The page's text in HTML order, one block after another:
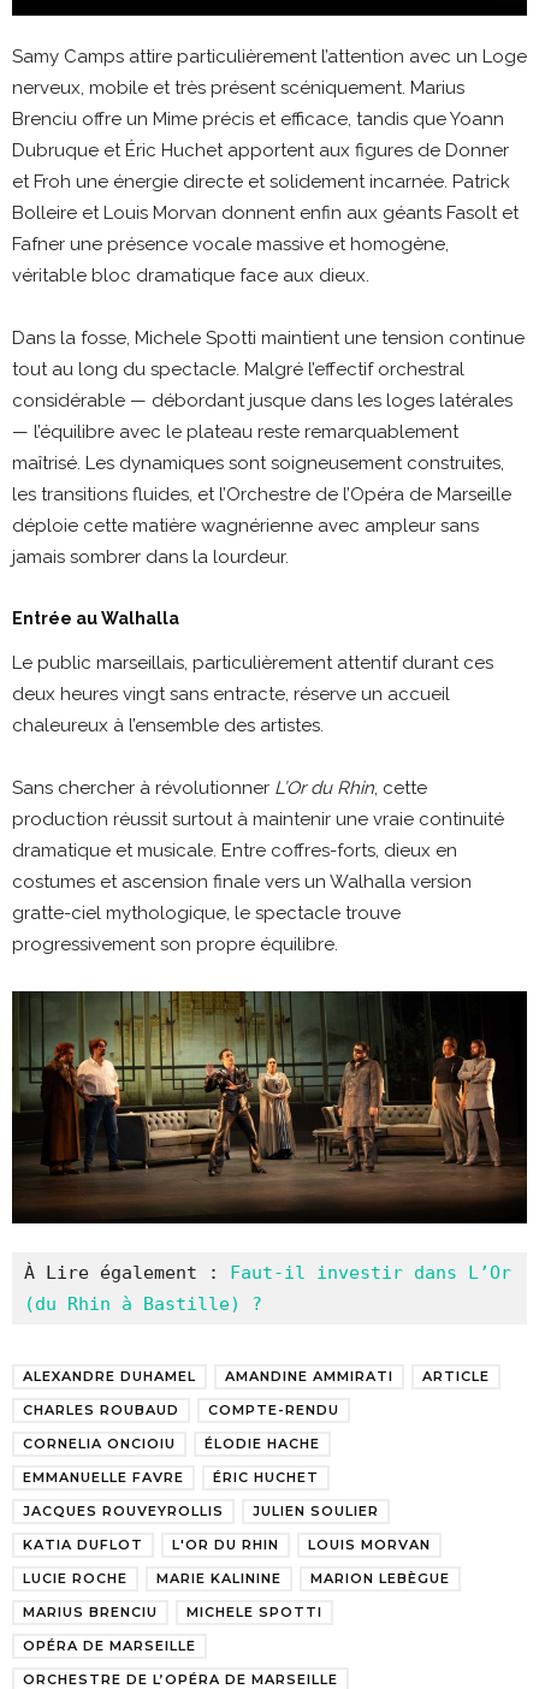
Samy Camps attire particulièrement l’attention avec un Loge
nerveux, mobile et très présent scéniquement. Marius
Brenciu offre un Mime précis et efficace, tandis que Yoann
Dubruque et Éric Huchet apportent aux figures de Donner
et Froh une énergie directe et solidement incarnée. Patrick
Bolleire et Louis Morvan donnent enfin aux géants Fasolt et
Fafner une présence vocale massive et homogène,
véritable bloc dramatique face aux dieux.
Dans la fosse, Michele Spotti maintient une tension continue
tout au long du spectacle. Malgré l’effectif orchestral
considérable — débordant jusque dans les loges latérales
— l’équilibre avec le plateau reste remarquablement
maîtrisé. Les dynamiques sont soigneusement construites,
les transitions fluides, et l’Orchestre de l’Opéra de Marseille
déploie cette matière wagnérienne avec ampleur sans
jamais sombrer dans la lourdeur.
Entrée au Walhalla
Le public marseillais, particulièrement attentif durant ces
deux heures vingt sans entracte, réserve un accueil
chaleureux à l’ensemble des artistes.
Sans chercher à révolutionner L’Or du Rhin, cette
production réussit surtout à maintenir une vraie continuité
dramatique et musicale. Entre coffres-forts, dieux en
costumes et ascension finale vers un Walhalla version
gratte-ciel mythologique, le spectacle trouve
progressivement son propre équilibre.
À Lire également : Faut-il investir dans L’Or
(du Rhin à Bastille) ?
ALEXANDRE DUHAMEL AMANDINE AMMIRATI
ARTICLE
CHARLES ROUBAUD
COMPTE-RENDU
CORNELIA ONCIOIU
ÉLODIE HACHE
EMMANUELLE FAVRE
ÉRIC HUCHET
JACQUES ROUVEYROLLIS
JULIEN SOULIER
KATIA DUFLOT
L'OR DU RHIN
LOUIS MORVAN
LUCIE ROCHE
MARIE KALININE
MARION LEBÈGUE
MARIUS BRENCIU
MICHELE SPOTTI
OPÉRA DE MARSEILLE
ORCHESTRE DE L’OPÉRA DE MARSEILLE